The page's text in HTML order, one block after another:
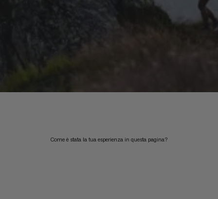
Come è stata la tua esperienza in questa pagina?